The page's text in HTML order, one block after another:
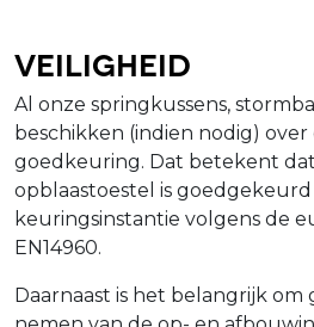
Veiligheid
Al onze springkussens,
beschikken (indien nodig)
goedkeuring. Dat betekent
opblaastoestel is
keuringsinstantie volgens de
EN14960.
Daarnaast is het belangrijk om